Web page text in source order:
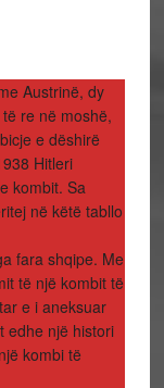
Austrinë, dy
re në moshë,
e dëshirë
Hitleri
kombit. Sa
në këtë tabllo
fara shqipe. Me
të një kombit të
e i aneksuar
edhe një histori
kombi të